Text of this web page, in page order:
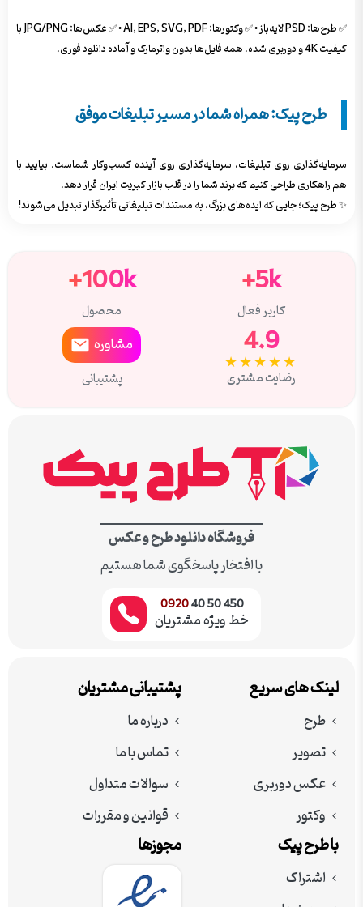
✅ طرح‌ها: PSD لایه‌باز • ✅ وکتورها: AI, EPS, SVG, PDF • ✅ عکس‌ها: JPG/PNG با
کیفیت 4K و دوربری شده. همه فایل‌ها بدون واترمارک و آماده دانلود فوری.
طرح پیک: همراه شما در مسیر تبلیغات موفق
سرمایه‌گذاری روی تبلیغات، سرمایه‌گذاری روی آینده کسب‌وکار شماست. بیایید با
هم راهکاری طراحی کنیم که برند شما را در قلب بازار کبریت ایران قرار دهد.
✨ طرح پیک؛ جایی که ایده‌های بزرگ، به مستندات تبلیغاتی تأثیرگذار تبدیل می‌شوند!
5k+
کاربر فعال
100k+
محصول
4.9
★★★★★
رضایت مشتری
مشاوره
پشتیبانی
فروشگاه دانلود طرح و عکس
با افتخار پاسخگوی شما هستیم
450 50 40
0920
خط ویژه مشتریان
لینک های سریع
طرح
تصویر
عکس دوربری
وکتور
پشتیبانی مشتریان
درباره ما
تماس با ما
سوالات متداول
قوانین و مقررات
با طرح پیک
اشتراک
مجوزها